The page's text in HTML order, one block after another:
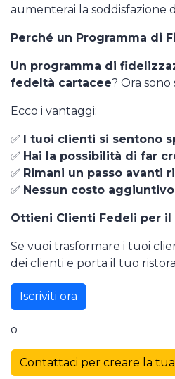
aumenterai la soddisfazione
Perché un Programma di
Un programma di
fedeltà cartacee? Ora
Ecco i vantaggi:
✅ I tuoi clienti si sentono
✅ Hai la possibilità di far
✅ Rimani un passo avanti
✅ Nessun costo
Ottieni Clienti Fedeli per il
Se vuoi trasformare i tuoi
dei clienti e porta il tuo
Iscriviti ora
o
Contattaci per creare la